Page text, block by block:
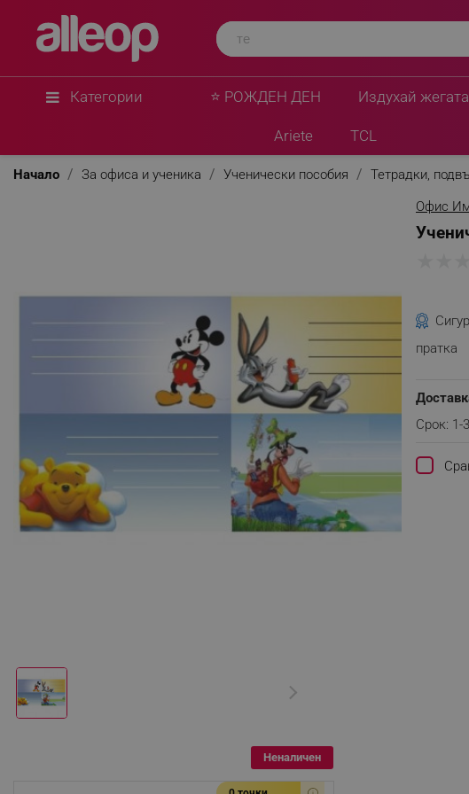
Категории ⭐ РОЖДЕН ДЕН Издухай жегата
Ariete TCL
Начало За офиса и ученика Ученически пособия
Тетрадки,
Офис
пратка
Срок: 1-
Неналичен